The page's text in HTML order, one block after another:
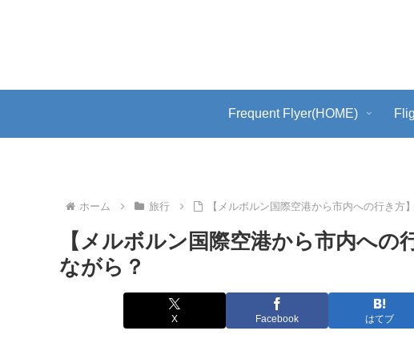
Frequent Flyer(HOME)
ホーム 旅行 【メルボルン国際空港から市内への行き方
【メルボルン国際空港から市内への
ながら？
X Facebook はてブ